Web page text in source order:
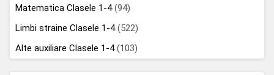
Matematica Clasele 1-4(94)
Limbi straine Clasele 1-4(522)
Alte auxiliare Clasele 1-4(103)